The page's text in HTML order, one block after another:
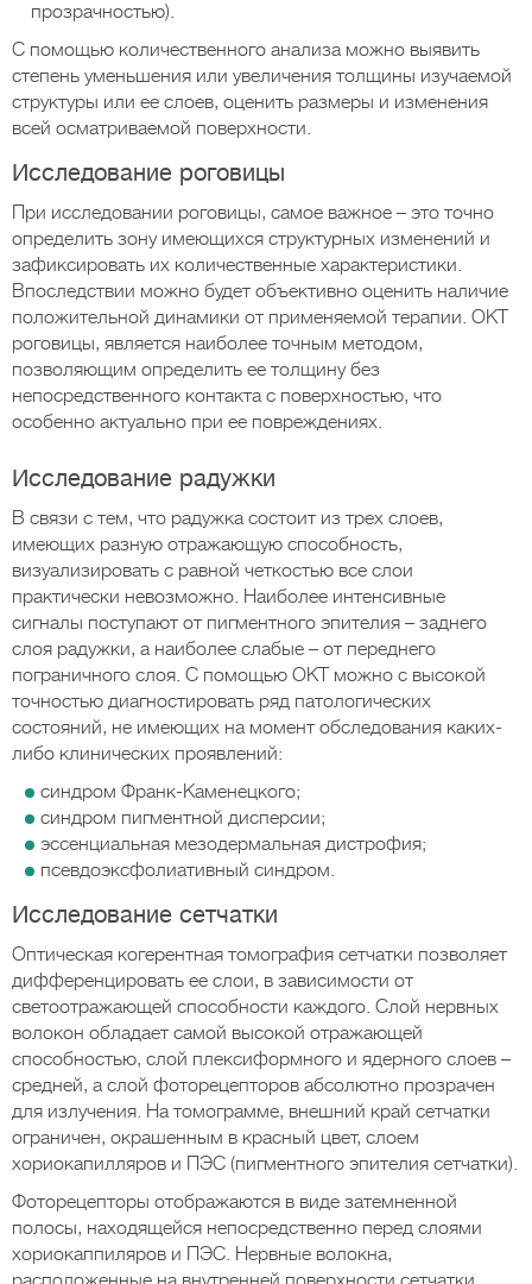
прозрачностью).
С помощью количественного анализа можно выявить
степень уменьшения или увеличения толщины изучаемой
структуры или ее слоев, оценить размеры и изменения
всей осматриваемой поверхности.
Исследование роговицы
При исследовании роговицы, самое важное – это точно
определить зону имеющихся структурных изменений и
зафиксировать их количественные характеристики.
Впоследствии можно будет объективно оценить наличие
положительной динамики от применяемой терапии. ОКТ
роговицы, является наиболее точным методом,
позволяющим определить ее толщину без
непосредственного контакта с поверхностью, что
особенно актуально при ее повреждениях.
Исследование радужки
В связи с тем, что радужка состоит из трех слоев,
имеющих разную отражающую способность,
визуализировать с равной четкостью все слои
практически невозможно. Наиболее интенсивные
сигналы поступают от пигментного эпителия – заднего
слоя радужки, а наиболее слабые – от переднего
пограничного слоя. С помощью ОКТ можно с высокой
точностью диагностировать ряд патологических
состояний, не имеющих на момент обследования каких-
либо клинических проявлений:
синдром Франк-Каменецкого;
синдром пигментной дисперсии;
эссенциальная мезодермальная дистрофия;
псевдоэксфолиативный синдром.
Исследование сетчатки
Оптическая когерентная томография сетчатки позволяет
дифференцировать ее слои, в зависимости от
светоотражающей способности каждого. Слой нервных
волокон обладает самой высокой отражающей
способностью, слой плексиформного и ядерного слоев –
средней, а слой фоторецепторов абсолютно прозрачен
для излучения. На томограмме, внешний край сетчатки
ограничен, окрашенным в красный цвет, слоем
хориокапилляров и ПЭС (пигментного эпителия сетчатки).
Фоторецепторы отображаются в виде затемненной
полосы, находящейся непосредственно перед слоями
хориокаппиляров и ПЭС. Нервные волокна,